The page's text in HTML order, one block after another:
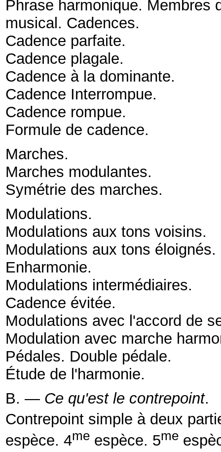
Phrase harmonique. Membres
musical. Cadences.
Cadence parfaite.
Cadence plagale.
Cadence à la dominante.
Cadence Interrompue.
Cadence rompue.
Formule de cadence.
Marches.
Marches modulantes.
Symétrie des marches.
Modulations.
Modulations aux tons voisins.
Modulations aux tons
Enharmonie.
Modulations intermédiaires.
Cadence évitée.
Modulations avec l'accord de
Modulation avec marche
Pédales. Double pédale.
Étude de l'harmonie.
B. — Ce qu'est le contrepoint.
Contrepoint simple à deux
espèce. 4me espèce. 5me